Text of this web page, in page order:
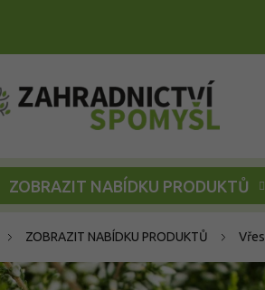
ZOBRAZIT NABÍDKU PRODUKTŮ
ZOBRAZIT NABÍDKU PRODUKTŮ